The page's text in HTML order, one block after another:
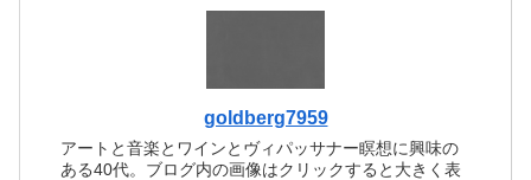
goldberg7959
アートと音楽とワインとヴィパッサナー瞑想に興味の
ある40代。ブログ内の画像はクリックすると大きく表